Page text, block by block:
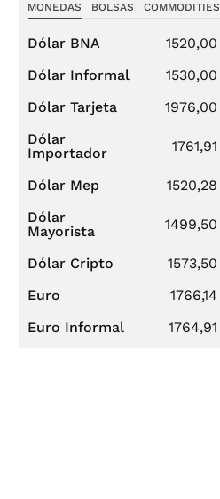
MONEDAS BOLSAS COMMODITIES
Dólar BNA 1520,00
Dólar Informal
1530,00
Dólar Tarjeta
1976,00
Dólar
Importador
1761,91
Dólar Mep 1520,28
Dólar
Mayorista
1499,50
Dólar Cripto 1573,50
Euro
1766,14
Euro Informal
1764,91